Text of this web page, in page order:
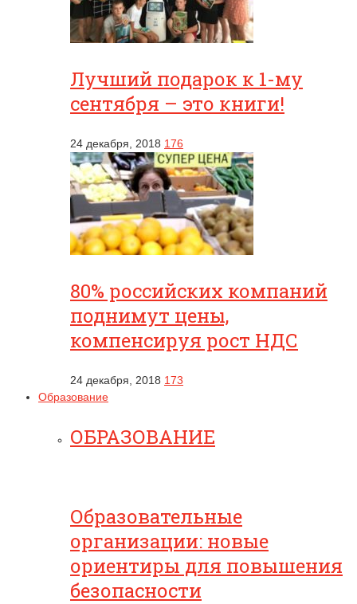
Лучший подарок к 1-му
сентября – это книги!
24 декабря, 2018 176
80% российских компаний
поднимут цены,
компенсируя рост НДС
24 декабря, 2018 173
Образование
ОБРАЗОВАНИЕ
Образовательные
организации: новые
ориентиры для повышения
безопасности